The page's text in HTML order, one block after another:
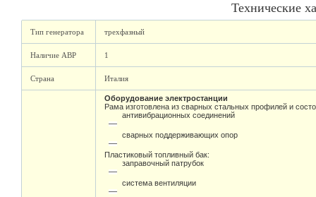
Технические
Тип генератора трехфазный
Наличие АВР 1
Страна Италия
Оборудование электростанции
Рама изготовлена из сварных стальных профилей и
антивибрационных соединений
сварных поддерживающих опор
Пластиковый топливный бак:
заправочный патрубок
система вентиляции